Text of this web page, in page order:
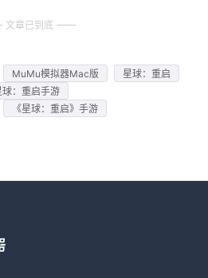
文章已到底
MuMu模拟器Mac版
星球：重启
球：重启手游
《星球：重启》手游